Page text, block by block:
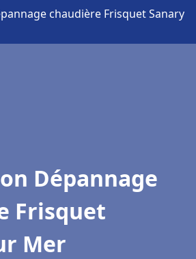
chaudière Frisquet Sanary
Dépannage
Frisquet
Mer